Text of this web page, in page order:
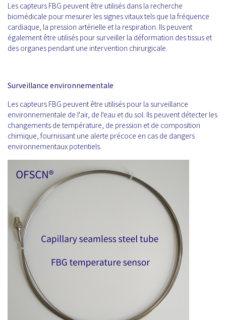
Les capteurs FBG peuvent être utilisés dans la recherche
biomédicale pour mesurer les signes vitaux tels que la fréquence
cardiaque, la pression artérielle et la respiration. Ils peuvent
également être utilisés pour surveiller la déformation des tissus et
des organes pendant une intervention chirurgicale.
Surveillance environnementale
Les capteurs FBG peuvent être utilisés pour la surveillance
environnementale de l'air, de l'eau et du sol. Ils peuvent détecter les
changements de température, de pression et de composition
chimique, fournissant une alerte précoce en cas de dangers
environnementaux potentiels.